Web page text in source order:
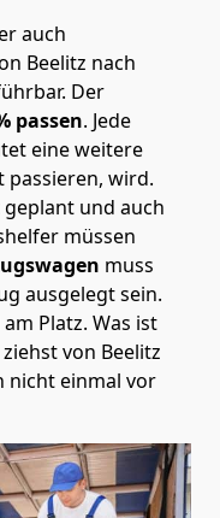
auch
Beelitz nach
Der
passen. Jede
eine weitere
passieren, wird.
und auch
müssen
muss
ausgelegt sein.
Platz. Was ist
ziehst von Beelitz
nicht einmal vor